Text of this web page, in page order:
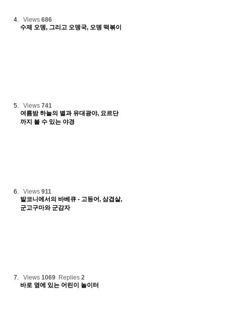
Views 686
수제 오뎅, 그리고 오뎅국, 오뎅 떡볶이
Views 741
여름밤 하늘의 별과 유대광야, 요르단
까지 볼 수 있는 야경
Views 911
발코니에서의 바베큐 - 고등어, 삼겹살,
군고구마와 군감자
Views 1069 Replies 2
바로 옆에 있는 어린이 놀이터